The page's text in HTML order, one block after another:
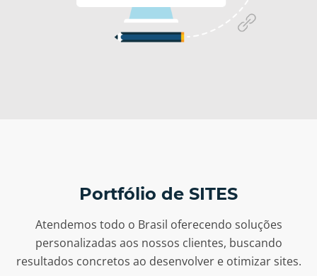
Portfólio de SITES
Atendemos todo o Brasil oferecendo soluções
personalizadas aos nossos clientes, buscando
resultados concretos ao desenvolver e otimizar sites.